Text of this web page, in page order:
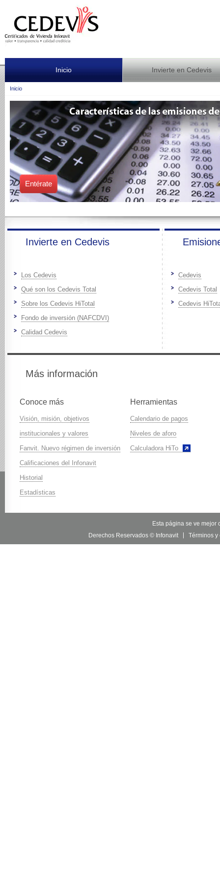
Inicio Invierte en Cedevis
Inicio
Entérate
Invierte en Cedevis
Los Cedevis
Qué son los Cedevis Total
Sobre los Cedevis HiTotal
Fondo de inversión (NAFCDVI)
Calidad Cedevis
Cedevis
Cedevis Total
Cedevis
Más información
Conoce más
Visión, misión, objetivos
institucionales y valores
Fanvit. Nuevo régimen de inversión
Calificaciones del Infonavit
Historial
Estadísticas
Herramientas
Calendario de pagos
Niveles de aforo
Calculadora HiTo
Esta página se ve mejor
Derechos Reservados © Infonavit
Términos